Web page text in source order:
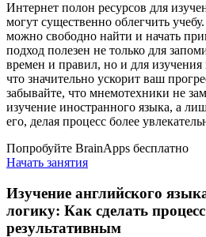
Интернет полон ресурсов для
могут существенно облегчить
можно свободно найти и начать
подход полезен не только для
времен и правил, но и для
что значительно ускорит ваш
забывайте, что мнемотехники не
изучение иностранного языка, а
его, делая процесс более
Попробуйте BrainApps бесплатно
Начать занятия
Изучение английского
логику: Как сделать
результативным